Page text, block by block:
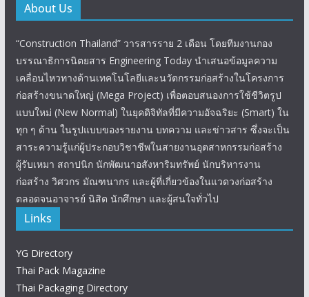
About Us
“Construction Thailand” วารสารราย 2 เดือน โดยทีมงานกอง
บรรณาธิการนิตยสาร Engineering Today นำเสนอข้อมูลความ
เคลื่อนไหวทางด้านเทคโนโลยีและนวัตกรรมก่อสร้างในโครงการ
ก่อสร้างขนาดใหญ่ (Mega Project) เพื่อตอบสนองการใช้ชีวิตรูป
แบบใหม่ (New Normal) ในยุคดิจิทัลที่มีความอัจฉริยะ (Smart) ใน
ทุก ๆ ด้าน ในรูปแบบของรายงาน บทความ และข่าวสาร ซึ่งจะเป็น
สาระความรู้แก่ผู้ประกอบวิชาชีพในสายงานอุตสาหกรรมก่อสร้าง
ผู้รับเหมา สถาปนิก นักพัฒนาอสังหาริมทรัพย์ นักบริหารงาน
ก่อสร้าง วิศวกร มัณฑนากร และผู้ที่เกี่ยวข้องในแวดวงก่อสร้าง
ตลอดจนอาจารย์ นิสิต นักศึกษา และผู้สนใจทั่วไป
Links
YG Directory
Thai Pack Magazine
Thai Packaging Directory